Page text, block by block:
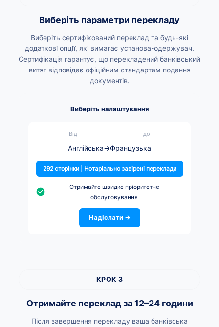
Виберіть параметри перекладу
Виберіть сертифікований переклад та будь-які
додаткові опції, які вимагає установа-одержувач.
Сертифікація гарантує, що перекладений банківський
витяг відповідає офіційним стандартам подання
документів.
Виберіть налаштування
Від до
Англійська→Французька
292 сторінки | Нотаріально завірені переклади
Отримайте швидке пріоритетне
обслуговування
Надіслати →
КРОК 3
Отримайте переклад за 12–24 години
Після завершення перекладу ваша банківська